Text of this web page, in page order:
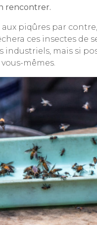
rencontrer.
aux piqûres par
ces insectes de
industriels, mais si
mêmes.